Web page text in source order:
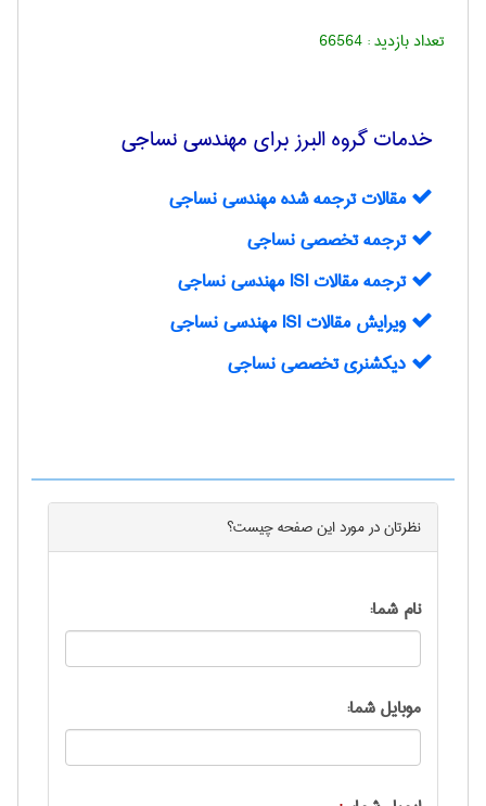
تعداد بازدید :66564
خدمات گروه البرز برای مهندسي نساجی
مقالات ترجمه شده مهندسی نساجی
ترجمه تخصصی نساجی
ترجمه مقالات ISI مهندسی نساجی
ويرايش مقالات ISI مهندسی نساجی
دیکشنری تخصصی نساجی
نظرتان در مورد اینصفحهچیست؟
نام شما:
موبایل شما: